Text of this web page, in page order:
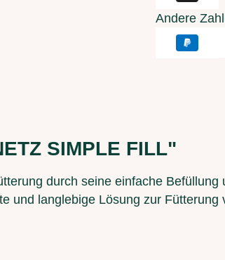
Andere
SIMPLE FILL"
durch seine einfache
und langlebige Lösung zur Fütterung